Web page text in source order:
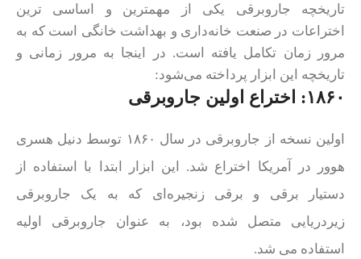
تاریخچه جاروبرقی یکی از مهمترین و اساسی‌ ترین
اختراعات در صنعت خانه‌داری و بهداشت خانگی است که به
مرور زمان تکامل یافته است. در اینجا به مرور زمانی و
تاریخچه این ابزار پرداخته می‌شود:
۱۸۶۰: اختراع اولین جاروبرقی
اولین نسخه از جاروبرقی در سال ۱۸۶۰ توسط دنیل هسری
هوور در آمریکا اختراع شد. این ابزار ابتدا با استفاده از
دستیار برقی و برقی زنجیره‌ای که به یک جاروبرقی
زیردریایی متصل شده بود، به عنوان جاروبرقی اولیه
استفاده می‌ شد.